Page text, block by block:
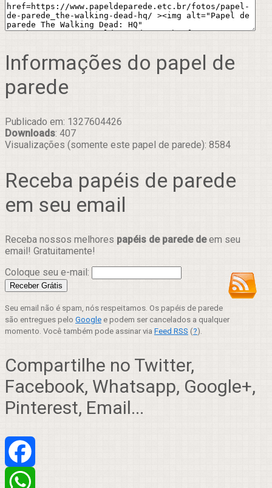
Informações do papel de
parede
Publicado em: 1327604426
Downloads: 407
Visualizações (somente este papel de parede): 8584
Receba papéis de parede
em seu email
Receba nossos melhores papéis de parede deem seu
email! Gratuitamente!
Coloque seu e-mail:
Seu email não é spam, nós respeitamos. Os papéis de parede
são entregues pelo Google e podem ser cancelados a qualquer
momento. Você também pode assinar via Feed RSS (?).
Compartilhe no Twitter,
Facebook, Whatsapp, Google+,
Pinterest, Email...
Facebook